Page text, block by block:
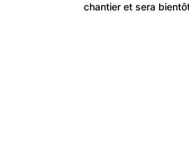
chantier et sera